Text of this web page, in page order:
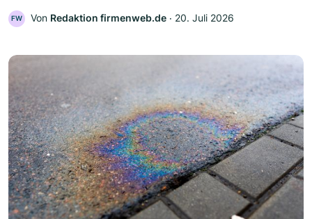
FW Von Redaktion firmenweb.de ‧ 20. Juli 2026